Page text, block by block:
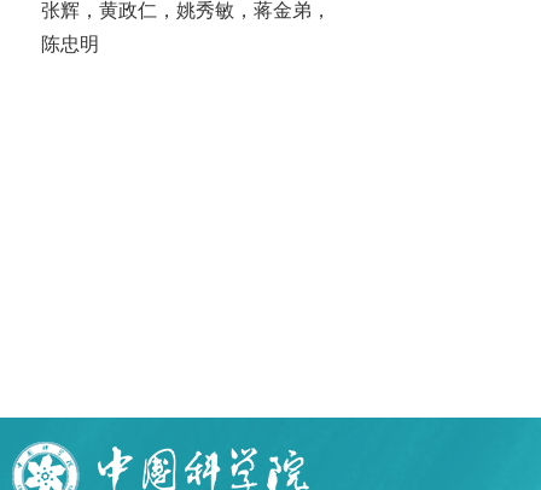
张辉，黄政仁，姚秀敏，蒋金弟，
陈忠明